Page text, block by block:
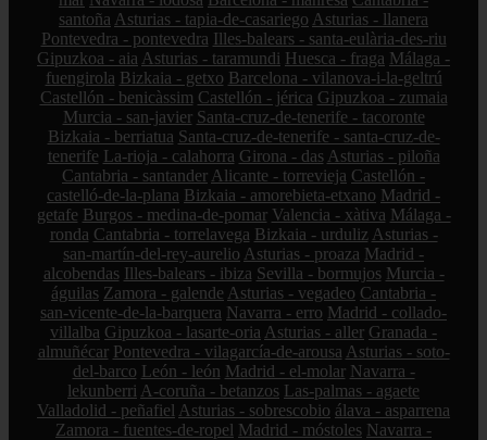
santoña Asturias - tapia-de-casariego Asturias - llanera
Pontevedra - pontevedra Illes-balears - santa-eulària-des-riu
Gipuzkoa - aia Asturias - taramundi Huesca - fraga Málaga -
fuengirola Bizkaia - getxo Barcelona - vilanova-i-la-geltrú
Castellón - benicàssim Castellón - jérica Gipuzkoa - zumaia
Murcia - san-javier Santa-cruz-de-tenerife - tacoronte
Bizkaia - berriatua Santa-cruz-de-tenerife - santa-cruz-de-
tenerife La-rioja - calahorra Girona - das Asturias - piloña
Cantabria - santander Alicante - torrevieja Castellón -
castelló-de-la-plana Bizkaia - amorebieta-etxano Madrid -
getafe Burgos - medina-de-pomar Valencia - xàtiva Málaga -
ronda Cantabria - torrelavega Bizkaia - urduliz Asturias -
san-martín-del-rey-aurelio Asturias - proaza Madrid -
alcobendas Illes-balears - ibiza Sevilla - bormujos Murcia -
águilas Zamora - galende Asturias - vegadeo Cantabria -
san-vicente-de-la-barquera Navarra - erro Madrid - collado-
villalba Gipuzkoa - lasarte-oria Asturias - aller Granada -
almuñécar Pontevedra - vilagarcía-de-arousa Asturias - soto-
del-barco León - león Madrid - el-molar Navarra -
lekunberri A-coruña - betanzos Las-palmas - agaete
Valladolid - peñafiel Asturias - sobrescobio álava - asparrena
Zamora - fuentes-de-ropel Madrid - móstoles Navarra -